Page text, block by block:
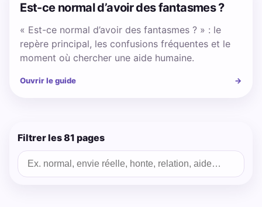
Est-ce normal d’avoir des fantasmes ?
« Est-ce normal d’avoir des fantasmes ? » : le
repère principal, les confusions fréquentes et le
moment où chercher une aide humaine.
Ouvrir le guide →
Filtrer les 81 pages